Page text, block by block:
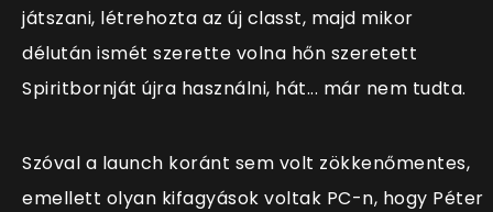
játszani, létrehozta az új classt, majd mikor
délután ismét szerette volna hőn szeretett
Spiritbornját újra használni, hát... már nem tudta.
Szóval a launch koránt sem volt zökkenőmentes,
emellett olyan kifagyások voltak PC-n, hogy Péter